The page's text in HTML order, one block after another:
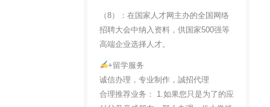
（8）：在国家人才网主办的全国网络
招聘大会中纳入资料，供国家500强等
高端企业选择人才。
+留学服务
诚信办理，专业制作，誠招代理
合理推荐业务： 1.如果您只是为了的应